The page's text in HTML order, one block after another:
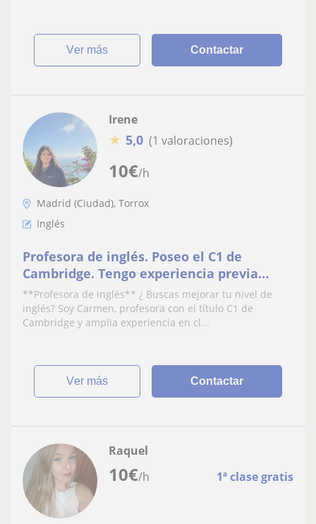
ver más Contactar
10€/h
Irene
★ 5,0 (1 valoraciones)
Madrid (Ciudad), Torrox
Inglés
Profesora de inglés. Poseo el C1 de
Cambridge. Tengo experiencia previa
dando clases y ofrezco un seguimiento
personalizado
**Profesora de inglés** ¿ Buscas mejorar tu nivel de
inglés? Soy Carmen, profesora con el título C1 de
Cambridge y amplia experiencia en cl...
ver más Contactar
10€/h 1ª clase gratis
Raquel